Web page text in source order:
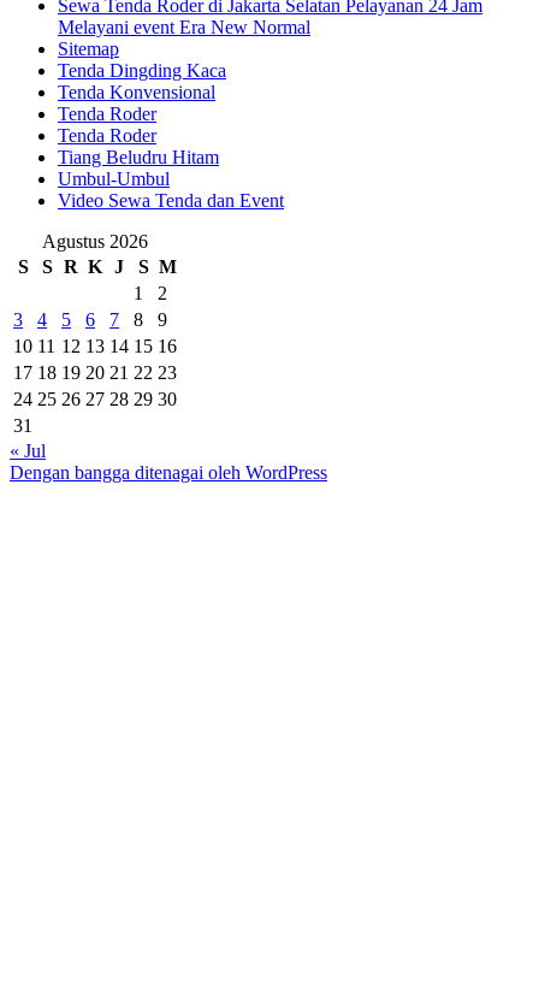
Sewa Tenda Roder di Jakarta Selatan Pelayanan 24 Jam
Melayani event Era New Normal
Sitemap
Tenda Dingding Kaca
Tenda Konvensional
Tenda Roder
Tenda Roder
Tiang Beludru Hitam
Umbul-Umbul
Video Sewa Tenda dan Event
Agustus 2026
S
S R K J S M
1
2
3
4 5 6 7 8
9
10 11 12 13 14 15 16
17 18 19 20 21 22 23
24 25 26 27 28 29 30
31
« Jul
Dengan bangga ditenagai oleh WordPress